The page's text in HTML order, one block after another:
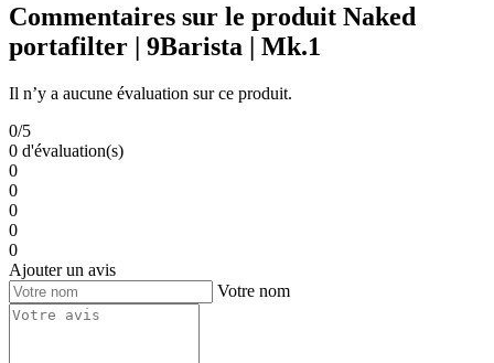
Commentaires sur le produit Naked
portafilter | 9Barista | Mk.1
Il n’y a aucune évaluation sur ce produit.
0/5
0 d'évaluation(s)
0
0
0
0
0
Ajouter un avis
Votre nom